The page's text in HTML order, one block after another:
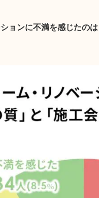
ョンに不満を感じたの